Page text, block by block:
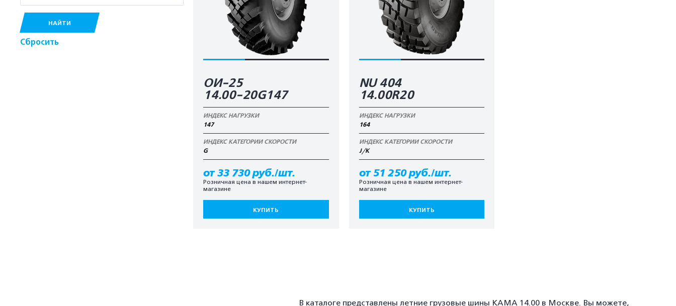
НАЙТИ
Сбросить
ОИ-25
14.00-20G147
ИНДЕКС НАГРУЗКИ
147
ИНДЕКС КАТЕГОРИИ СКОРОСТИ
G
от 33 730 руб./шт.
Розничная цена в нашем интернет-
магазине
КУПИТЬ
NU 404
14.00R20
ИНДЕКС НАГРУЗКИ
164
ИНДЕКС КАТЕГОРИИ СКОРОСТИ
J/K
от 51 250 руб./шт.
Розничная цена в нашем интернет-
магазине
КУПИТЬ
В каталоге представлены летние грузовые шины KAMA 14.00 в Москве. Вы можете,